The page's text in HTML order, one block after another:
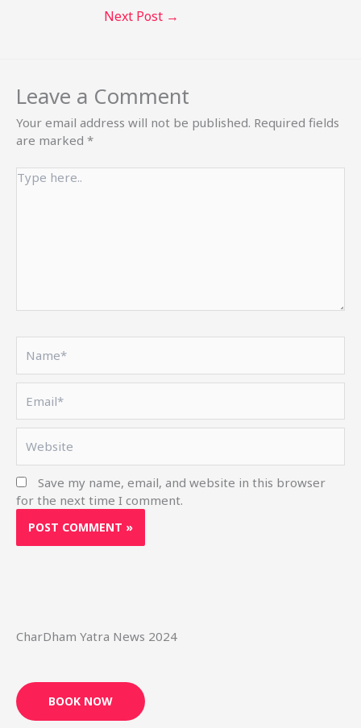
Next Post →
Leave a Comment
Your email address will not be published. Required fields
are marked *
Type
Save my name, email, and website in this browser
for the next time I comment.
CharDham Yatra News 2024
BOOK NOW